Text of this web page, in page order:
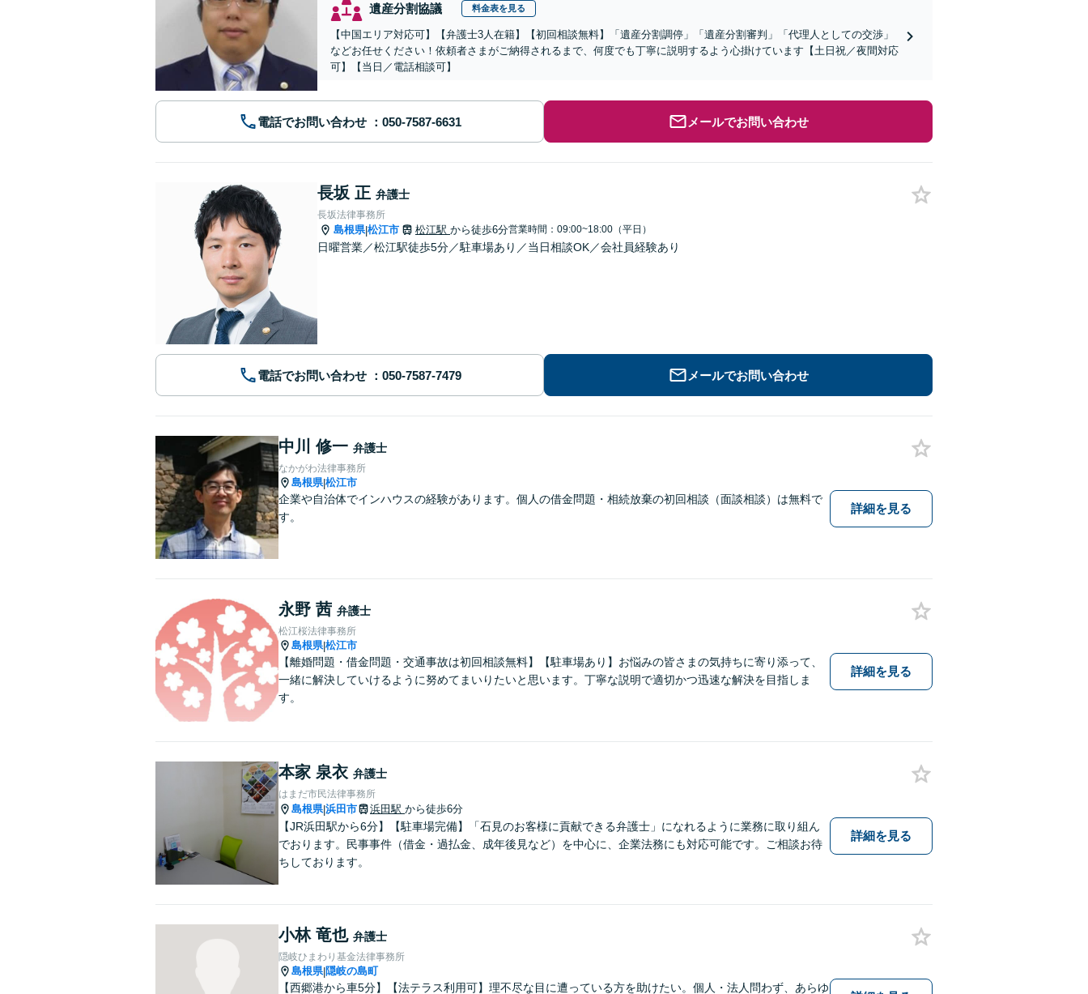
遺産分割協議 料金表を見る
【中国エリア対応可】【弁護士3人在籍】【初回相談無料】「遺産分割調停」「遺産分割審判」「代理人としての交渉」
などお任せください！依頼者さまがご納得されるまで、何度でも丁寧に説明するよう心掛けています【土日祝／夜間対応
可】【当日／電話相談可】
電話でお問い合わせ メールでお問い合わせ
長坂 正 弁護士
長坂法律事務所
島根県|松江市 松江駅 から徒歩6分営業時間：09:00~18:00（平日）
日曜営業／松江駅徒歩5分／駐車場あり／当日相談OK／会社員経験あり
電話でお問い合わせ メールでお問い合わせ
中川 修一 弁護士
なかがわ法律事務所
島根県|松江市
企業や自治体でインハウスの経験があります。個人の借金問題・相続放棄の初回相談（面談相談）は無料で
す。
詳細を見る
永野 茜 弁護士
松江桜法律事務所
島根県|松江市
【離婚問題・借金問題・交通事故は初回相談無料】【駐車場あり】お悩みの皆さまの気持ちに寄り添って、
一緒に解決していけるように努めてまいりたいと思います。丁寧な説明で適切かつ迅速な解決を目指しま
す。
詳細を見る
本家 泉衣 弁護士
はまだ市民法律事務所
島根県|浜田市 浜田駅 から徒歩6分
【JR浜田駅から6分】【駐車場完備】「石見のお客様に貢献できる弁護士」になれるように業務に取り組ん
でおります。民事事件（借金・過払金、成年後見など）を中心に、企業法務にも対応可能です。ご相談お待
ちしております。
詳細を見る
小林 竜也 弁護士
隠岐ひまわり基金法律事務所
島根県|隠岐の島町
【西郷港から車5分】【法テラス利用可】理不尽な目に遭っている方を助けたい。個人・法人問わず、あらゆ